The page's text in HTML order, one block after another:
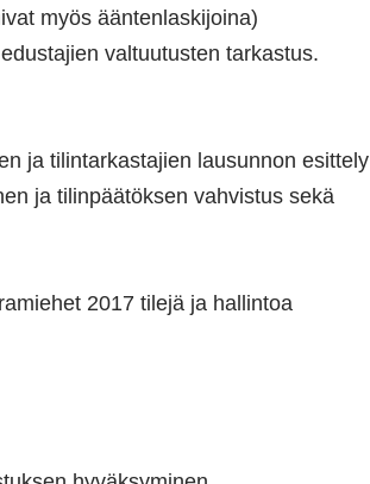
myös ääntenlaskijoina)
valtuutusten tarkastus.
ja tilintarkastajien lausunnon esittely
ja tilinpäätöksen vahvistus sekä
2017 tilejä ja hallintoa